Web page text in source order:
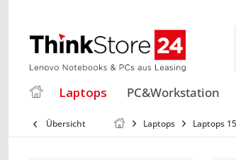
Laptops PC&Workstation
Übersicht Laptops Laptops